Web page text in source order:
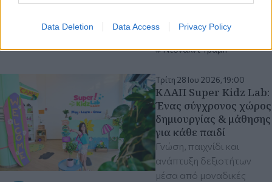
Data Deletion Data Access Privacy Policy
εάν το... επιθυμούν
Ντόναλντ Τραμπ
Τρίτη 28 Ιου 2026, 19:00
ΚΔΑΠ Super Kidz Lab:
Ένας σύγχρονος χώρος
δημιουργίας & μάθησης
για κάθε παιδί
Γνώση, παιχνίδι και
ανάπτυξη δεξιοτήτων
μέσα από μοναδικές